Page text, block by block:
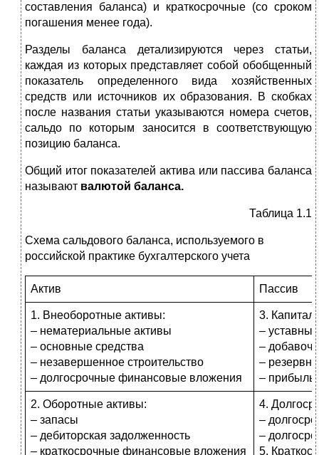
составления баланса) и краткосрочные (со сроком
погашения менее года).
Разделы баланса детализируются через статьи,
каждая из которых представляет собой обобщенный
показатель определенного вида хозяйственных
средств или источников их образования. В скобках
после названия статьи указываются номера счетов,
сальдо по которым заносится в соответствующую
позицию баланса.
Общий итог показателей актива или пассива баланса
называют валютой баланса.
Таблица 1.1
Схема сальдового баланса, используемого в
российской практике бухгалтерского учета
Актив Пассив
1. Внеоборотные активы:
– нематериальные активы
– основные средства
– незавершенное строительство
– долгосрочные финансовые вложения
3. Капитал
–
–
–
– прибыль
2. Оборотные активы:
– запасы
– дебиторская задолженность
– краткосрочные финансовые вложения
4.
–
–
5.